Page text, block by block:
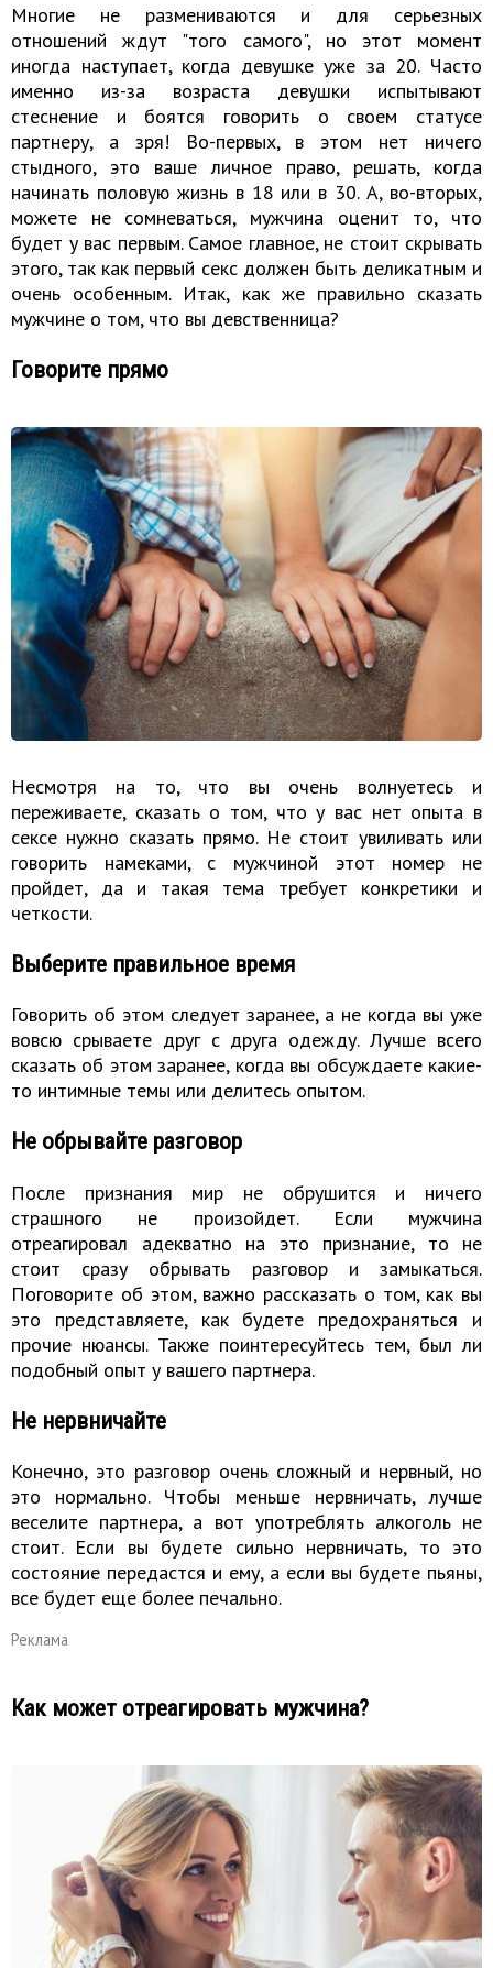
Многие не размениваются и для серьезных
отношений ждут "того самого", но этот момент
иногда наступает, когда девушке уже за 20. Часто
именно из-за возраста девушки испытывают
стеснение и боятся говорить о своем статусе
партнеру, а зря! Во-первых, в этом нет ничего
стыдного, это ваше личное право, решать, когда
начинать половую жизнь в 18 или в 30. А, во-вторых,
можете не сомневаться, мужчина оценит то, что
будет у вас первым. Самое главное, не стоит скрывать
этого, так как первый секс должен быть деликатным и
очень особенным. Итак, как же правильно сказать
мужчине о том, что вы девственница?
Говорите прямо
Несмотря на то, что вы очень волнуетесь и
переживаете, сказать о том, что у вас нет опыта в
сексе нужно сказать прямо. Не стоит увиливать или
говорить намеками, с мужчиной этот номер не
пройдет, да и такая тема требует конкретики и
четкости.
Выберите правильное время
Говорить об этом следует заранее, а не когда вы уже
вовсю срываете друг с друга одежду. Лучше всего
сказать об этом заранее, когда вы обсуждаете какие-
то интимные темы или делитесь опытом.
Не обрывайте разговор
После признания мир не обрушится и ничего
страшного не произойдет. Если мужчина
отреагировал адекватно на это признание, то не
стоит сразу обрывать разговор и замыкаться.
Поговорите об этом, важно рассказать о том, как вы
это представляете, как будете предохраняться и
прочие нюансы. Также поинтересуйтесь тем, был ли
подобный опыт у вашего партнера.
Не нервничайте
Конечно, это разговор очень сложный и нервный, но
это нормально. Чтобы меньше нервничать, лучше
веселите партнера, а вот употреблять алкоголь не
стоит. Если вы будете сильно нервничать, то это
состояние передастся и ему, а если вы будете пьяны,
все будет еще более печально.
Реклама
Как может отреагировать мужчина?